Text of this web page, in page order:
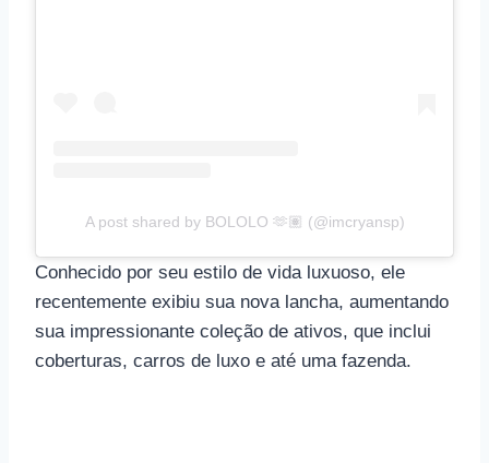
A post shared by BOLOLO 🫶🏽 (@imcryansp)
Conhecido por seu estilo de vida luxuoso, ele
recentemente exibiu sua nova lancha, aumentando
sua impressionante coleção de ativos, que inclui
coberturas, carros de luxo e até uma fazenda.